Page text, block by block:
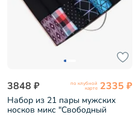
3848 ₽ по клубной
карте 2335 ₽
Набор из 21 пары мужских
носков микс "Свободный